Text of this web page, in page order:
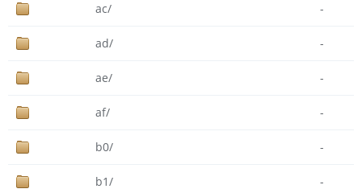
ac/ -
ad/ -
ae/ -
af/ -
b0/ -
b1/ -